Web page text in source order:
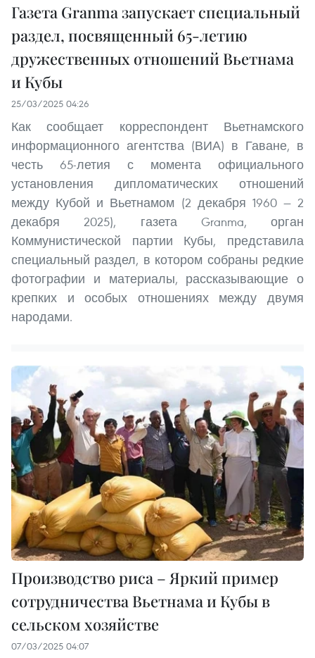
Газета Granma запускает специальный
раздел, посвященный 65-летию
дружественных отношений Вьетнама
и Кубы
25/03/2025 04:26
Как сообщает корреспондент Вьетнамского
информационного агентства (ВИА) в Гаване, в
честь 65-летия с момента официального
установления дипломатических отношений
между Кубой и Вьетнамом (2 декабря 1960 — 2
декабря 2025), газета Granma, орган
Коммунистической партии Кубы, представила
специальный раздел, в котором собраны редкие
фотографии и материалы, рассказывающие о
крепких и особых отношениях между двумя
народами.
Производство риса – Яркий пример
сотрудничества Вьетнама и Кубы в
сельском хозяйстве
07/03/2025 04:07